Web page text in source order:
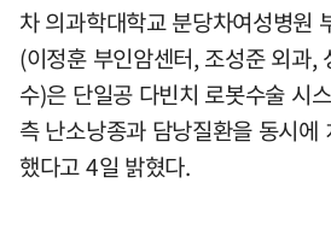
차 의과학대학교 분당차여성병원
(이정훈 부인암센터, 조성준 외과
수)은 단일공 다빈치 로봇수술 시
측 난소낭종과 담낭질환을 동시에
했다고 4일 밝혔다.